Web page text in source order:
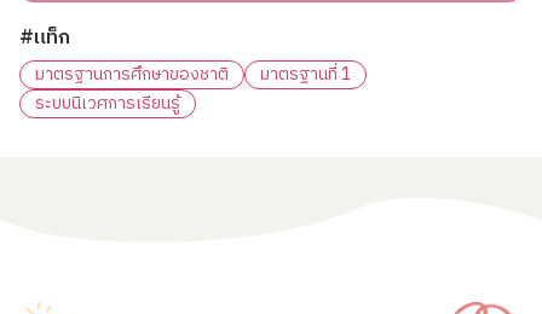
#แท็ก
มาตรฐานการศึกษาของชาติ
มาตรฐานที่ 1
ระบบนิเวศการเรียนรู้